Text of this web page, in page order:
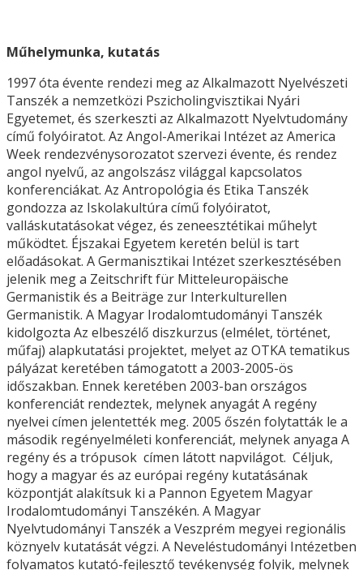
Műhelymunka, kutatás
1997 óta évente rendezi meg az Alkalmazott Nyelvészeti
Tanszék a nemzetközi Pszicholingvisztikai Nyári
Egyetemet, és szerkeszti az Alkalmazott Nyelvtudomány
című folyóiratot. Az Angol-Amerikai Intézet az America
Week rendezvénysorozatot szervezi évente, és rendez
angol nyelvű, az angolszász világgal kapcsolatos
konferenciákat. Az Antropológia és Etika Tanszék
gondozza az Iskolakultúra című folyóiratot,
valláskutatásokat végez, és zeneesztétikai műhelyt
működtet. Éjszakai Egyetem keretén belül is tart
előadásokat. A Germanisztikai Intézet szerkesztésében
jelenik meg a Zeitschrift für Mitteleuropäische
Germanistik és a Beiträge zur Interkulturellen
Germanistik. A Magyar Irodalomtudományi Tanszék
kidolgozta Az elbeszélő diszkurzus (elmélet, történet,
műfaj) alapkutatási projektet, melyet az OTKA tematikus
pályázat keretében támogatott a 2003-2005-ös
időszakban. Ennek keretében 2003-ban országos
konferenciát rendeztek, melynek anyagát A regény
nyelvei címen jelentették meg. 2005 őszén folytatták le a
második regényelméleti konferenciát, melynek anyaga A
regény és a trópusok címen látott napvilágot. Céljuk,
hogy a magyar és az európai regény kutatásának
központját alakítsuk ki a Pannon Egyetem Magyar
Irodalomtudományi Tanszékén. A Magyar
Nyelvtudományi Tanszék a Veszprém megyei regionális
köznyelv kutatását végzi. A Neveléstudományi Intézetben
folyamatos kutató-fejlesztő tevékenység folyik, melynek